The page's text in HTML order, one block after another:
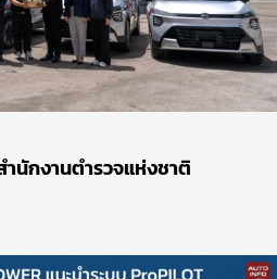
นักงานตำรวจแห่งชาติ